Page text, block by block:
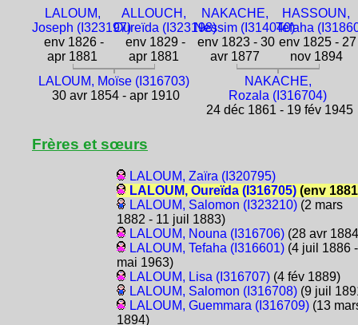
LALOUM,
Joseph (I323197)
env 1826 -
apr 1881
ALLOUCH,
Oureïda (I323198)
env 1829 -
apr 1881
NAKACHE,
Nessim (I314040)
env 1823 - 30
avr 1877
HASSOUN,
Tefaha
env 1825 - 27
nov 1894
LALOUM, Moïse (I316703)
30 avr 1854 - apr 1910
NAKACHE,
Rozala (I316704)
24 déc 1861 - 19 fév 1945
Frères et sœurs
LALOUM, Zaïra (I320795)
LALOUM, Oureïda (I316705)(env
LALOUM, Salomon (I323210)(2 mars
1882 - 11 juil 1883)
LALOUM, Nouna (I316706)(28 avr
LALOUM, Tefaha (I316601)(4 juil 1886
mai 1963)
LALOUM, Lisa (I316707)(4 fév 1889)
LALOUM, Salomon (I316708)(9 juil
LALOUM, Guemmara (I316709)(13
1894)